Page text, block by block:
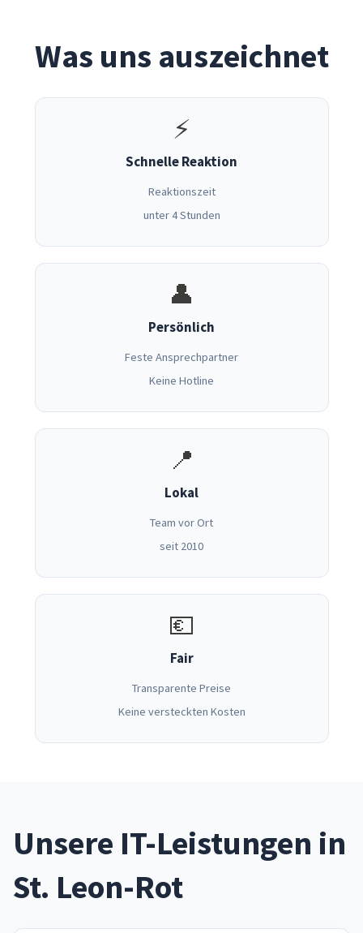
Was uns auszeichnet
⚡
Schnelle Reaktion
Reaktionszeit
unter 4 Stunden
👤
Persönlich
Feste Ansprechpartner
Keine Hotline
📍
Lokal
Team vor Ort
seit 2010
💶
Fair
Transparente Preise
Keine versteckten Kosten
Unsere IT-Leistungen in
St. Leon-Rot